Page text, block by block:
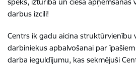
darbus izcili!
Centrs ik gadu aicina struktūrvienību
darbiniekus apbalvošanai par
darba ieguldījumu, kas sekmējuši